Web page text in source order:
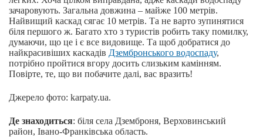
зачаровують. Загальна довжина – майже 100 метрів.
Найвищий каскад сягає 10 метрів. Та не варто зупинятися
біля першого ж. Багато хто з туристів робить таку помилку,
думаючи, що це і є все видовище. Та щоб добратися до
найкрасивіших каскадів Дзембронського водоспаду,
потрібно пройтися вгору досить слизьким камінням.
Повірте, те, що ви побачите далі, вас вразить!
Джерело фото: karpaty.ua.
Де знаходиться: біля села Дземброня, Верховинський
район, Івано-Франківська область.